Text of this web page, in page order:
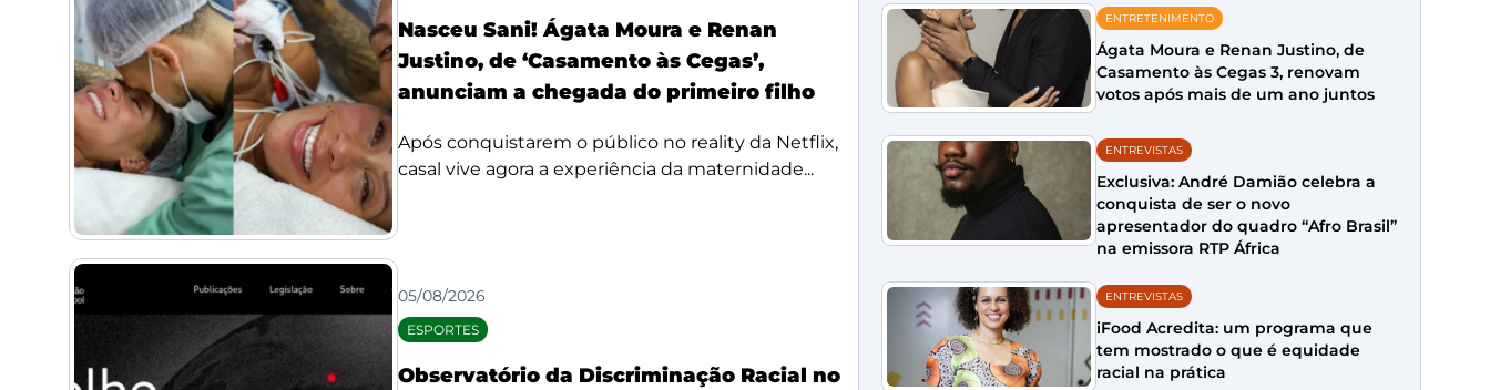
Nasceu Sani! Ágata Moura e Renan
Justino, de ‘Casamento às Cegas’,
anunciam a chegada do primeiro filho
Após conquistarem o público no reality da Netflix,
casal vive agora a experiência da maternidade...
05/08/2026
ESPORTES
Observatório da Discriminação Racial no
ENTRETENIMENTO
Ágata Moura e Renan Justino, de
Casamento às Cegas 3, renovam
votos após mais de um ano juntos
ENTREVISTAS
Exclusiva: André Damião celebra a
conquista de ser o novo
apresentador do quadro “Afro Brasil”
na emissora RTP África
ENTREVISTAS
iFood Acredita: um programa que
tem mostrado o que é equidade
racial na prática